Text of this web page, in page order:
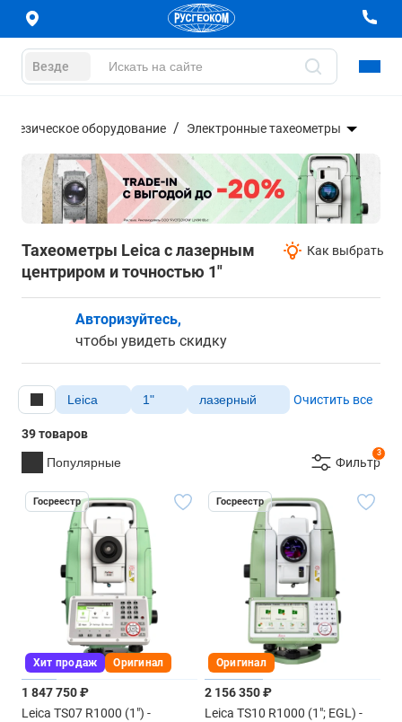
Везде
оборудование Электронные тахеометры
Тахеометры Leica с лазерным
центриром и точностью 1"
Как выбрать
Авторизуйтесь,
чтобы увидеть скидку
Leica 1" лазерный Очистить все
39 товаров
Популярные
3
Фильтр
Госреестр
Хит продаж Оригинал
1 847 750 ₽
Leica TS07 R1000 (1") -
Госреестр
Оригинал
2 156 350 ₽
Leica TS10 R1000 (1"; EGL) -